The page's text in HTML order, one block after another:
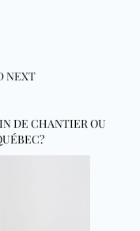
NEXT
DE CHANTIER OU